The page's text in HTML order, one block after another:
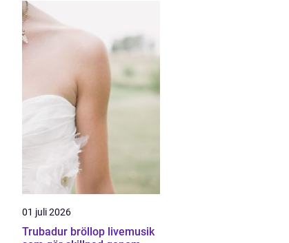
01 juli 2026
Trubadur bröllop livemusik